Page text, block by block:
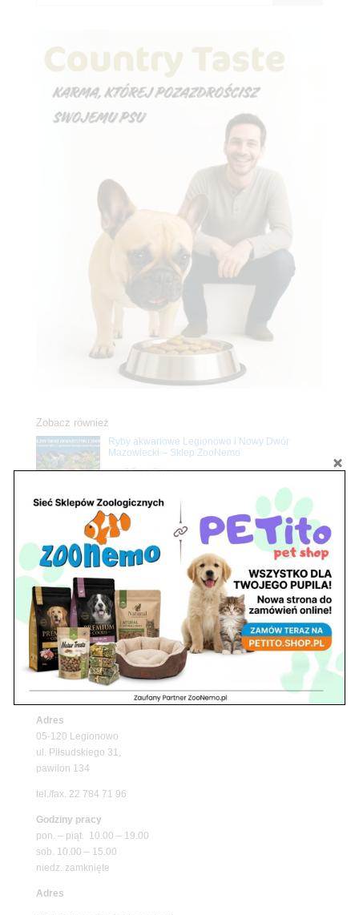
Zobacz również
Z Życia Sklepu
Ryby akwariowe Legionowo i Nowy Dwór
Mazowiecki – Sklep ZooNemo
Z Życia Sklepu
Stwórz podwodne arcydzieło: Najpiękniejsze
rośliny akwariowe w ZooNemo – Legionowo i
Nowy Dwór Mazowiecki
Upały wracają! Zadbaj o komfort swojego pupila
z matami chłodzącymi ZooNemo
Z Życia Sklepu
Petito Pet Shop – Internetowy Sklep Zoologiczny
Online! Wszystko Dla Twojego Pupila | ZooNemo
Adres
05-120 Legionowo
ul. Piłsudskiego 31,
pawilon 134
tel./fax. 22 784 71 96
Godziny pracy
pon. – piąt. 10.00 – 19.00
sob. 10.00 – 15.00
niedz. zamknięte
Adres